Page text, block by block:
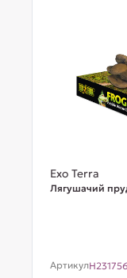
Exo Terra
Лягушачий
АртикулH231756